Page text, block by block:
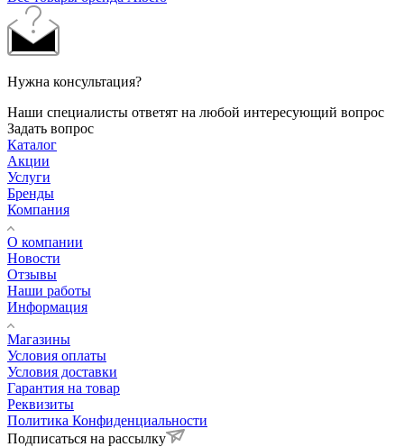
Нужна консультация?
Наши специалисты ответят на любой интересующий вопрос
Задать вопрос
Каталог
Акции
Услуги
Бренды
Компания
О компании
Новости
Отзывы
Наши работы
Информация
Магазины
Условия оплаты
Условия доставки
Гарантия на товар
Реквизиты
Политика Конфиденциальности
Подписаться на рассылку